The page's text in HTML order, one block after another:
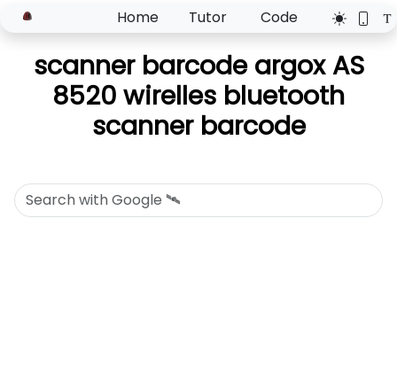
Home Tutor Code
scanner barcode argox AS
8520 wirelles bluetooth
scanner barcode